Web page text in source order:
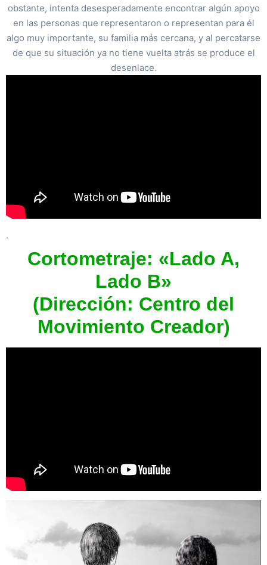
obstante, intenta desesperadamente encontrar algún apoyo
en las personas que representaron o representan para él
algo muy importante, su familia más cercana, y al percatarse
de que su situación ya no tiene vuelta atrás se produce el
desenlace.
.
Cortometraje: «Lado A,
Lado B»
(Dirección: Centro del
Movimiento Creador)